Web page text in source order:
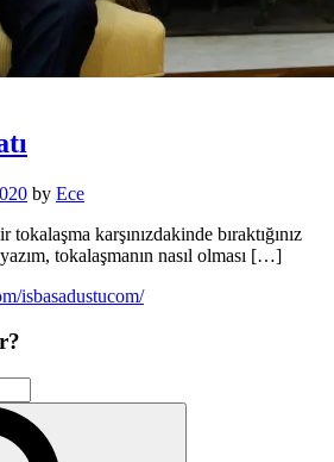
by Ece
karşınızdakinde bıraktığınız
tokalaşmanın nasıl olması […]
isbasadustucom/